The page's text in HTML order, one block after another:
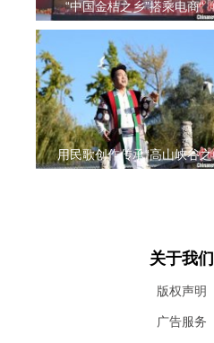
“中国金桔之乡”搭乘电商“
用民歌创作传承“高山峡谷之
关于我们
版权声明
广告服务